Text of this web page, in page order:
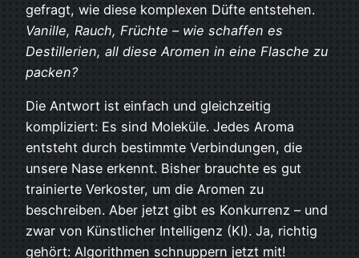
gefragt, wie diese komplexen Düfte entstehen.
Vanille, Rauch, Früchte – wie schaffen es
Destillerien, all diese Aromen in eine Flasche zu
packen?
Die Antwort ist einfach und gleichzeitig
kompliziert: Es sind Moleküle. Jedes Aroma
entsteht durch bestimmte Verbindungen, die
unsere Nase erkennt. Bisher brauchte es gut
trainierte Verkoster, um die Aromen zu
beschreiben. Aber jetzt gibt es Konkurrenz – und
zwar von Künstlicher Intelligenz (KI). Ja, richtig
gehört: Algorithmen schnuppern jetzt mit!